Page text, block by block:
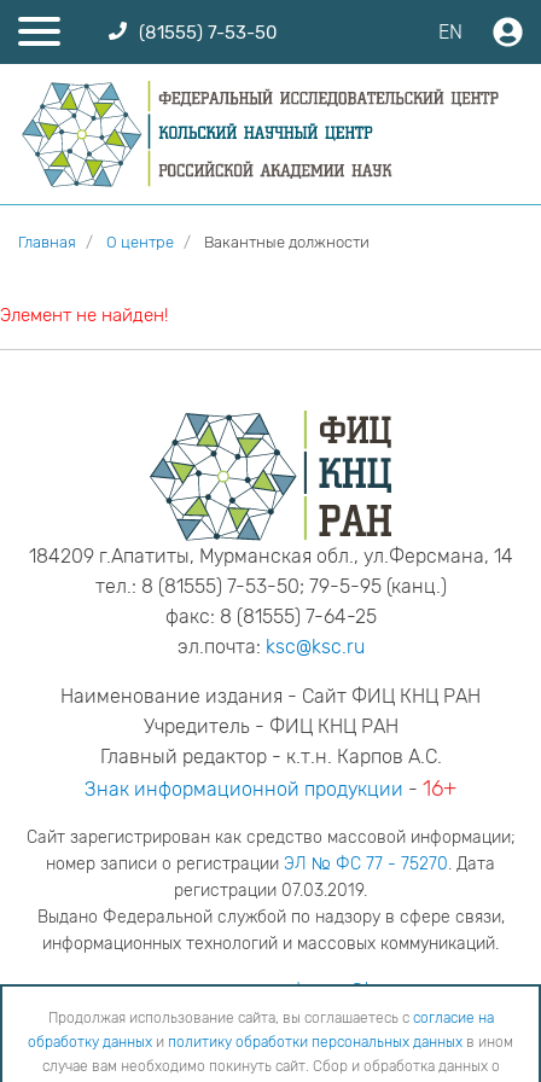
(81555) 7-53-50 EN
Главная О центре Вакантные должности
Элемент не найден!
184209 г.Апатиты, Мурманская обл., ул.Ферсмана, 14
тел.: 8 (81555) 7-53-50; 79-5-95 (канц.)
факс: 8 (81555) 7-64-25
эл.почта: ksc@ksc.ru
Наименование издания - Сайт ФИЦ КНЦ РАН
Учредитель - ФИЦ КНЦ РАН
Главный редактор - к.т.н. Карпов А.С.
Знак информационной продукции - 16+
Сайт зарегистрирован как средство массовой информации;
номер записи о регистрации ЭЛ № ФС 77 - 75270. Дата
регистрации 07.03.2019.
Выдано Федеральной службой по надзору в сфере связи,
информационных технологий и массовых коммуникаций.
адрес редакцииya.stogova@ksc.ru
телефон редакции81555-79-516
Продолжая использование сайта, вы соглашаетесь с согласие на обработку данных
обработки персональных данных
в ином случае вам необходимо покинуть сайт. Сбор и обработка
Продолжая использование сайта, вы соглашаетесь с согласие на
обработку данных и политику обработки персональных данных в ином
случае вам необходимо покинуть сайт. Сбор и обработка данных о